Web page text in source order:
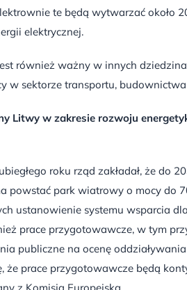
te będą wytwarzać około
elektrycznej.
również ważny w innych
w sektorze transportu,
Litwy w zakresie rozwoju
roku rząd zakładał, że do
powstać park wiatrowy o mocy do
ustanowienie systemu wsparcia
prace przygotowawcze, w tym
publiczne na ocenę
że prace przygotowawcze będą